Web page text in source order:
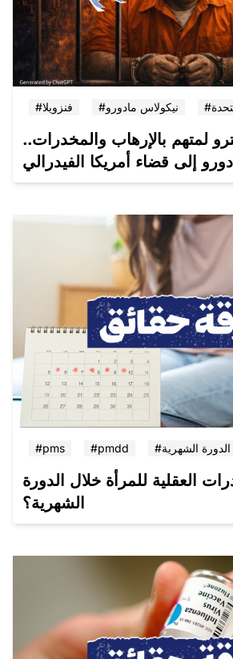
#فنزويلا #نيكولاس مادورو
لمتهم بالإرهاب والمخدرات..
إلى قضاء أمريكا الفيدرالي
#pms #pmdd #الدورة الشهرية
العقلية للمرأة خلال الدورة
الشهرية؟